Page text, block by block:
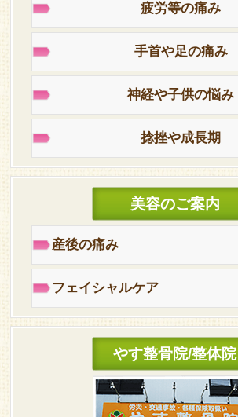
疲労等の痛み
手首や足の痛み
神経や子供の悩み
捻挫や成長期
美容のご案内
産後の痛み
フェイシャルケア
やす整骨院/整体院